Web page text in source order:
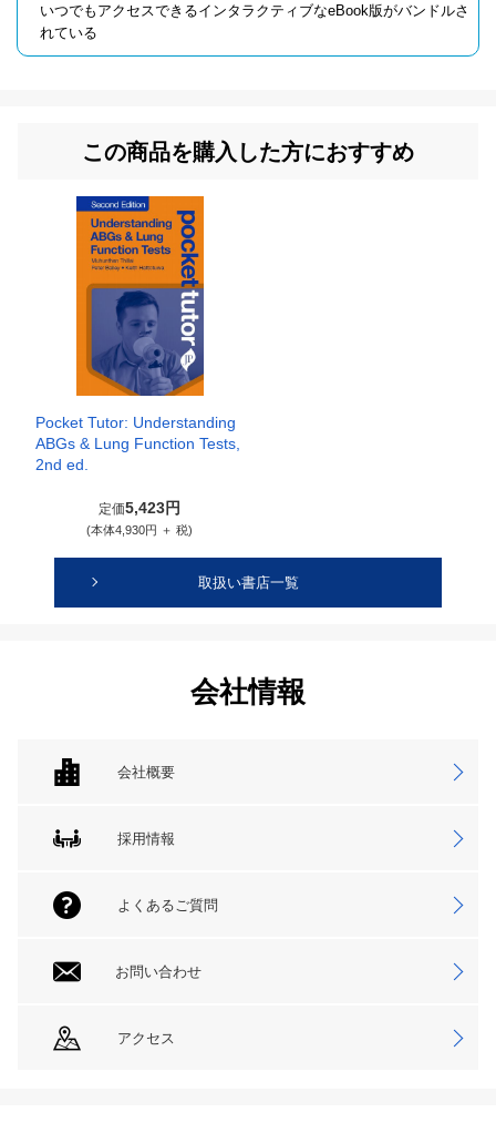
いつでもアクセスできるインタラクティブなeBook版がバンドルさ
れている
この商品を購入した方におすすめ
Pocket Tutor: Understanding
ABGs & Lung Function Tests,
2nd ed.
定価5,423円
(本体4,930円 ＋ 税)
取扱い書店一覧
会社情報
会社概要
採用情報
よくあるご質問
お問い合わせ
アクセス